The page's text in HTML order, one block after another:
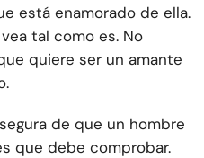
está enamorado de ella.
tal como es. No
quiere ser un amante
de que un hombre
que debe comprobar.